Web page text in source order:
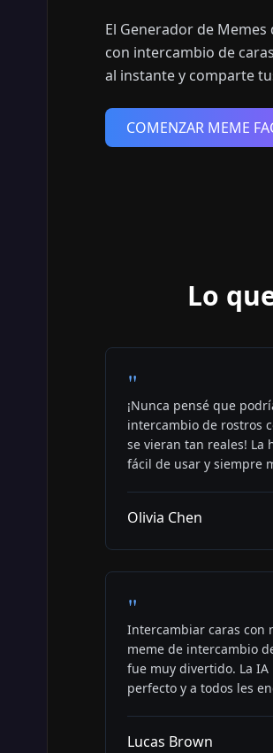
El Generador de
con intercambio de
al instante y comparte
COMENZAR MEME
Lo
"
¡Nunca pensé que
intercambio de rostros
se vieran tan reales! La
fácil de usar y siempre
Olivia Chen
"
Intercambiar caras con
meme de intercambio
fue muy divertido. La
perfecto y a todos les
Lucas Brown